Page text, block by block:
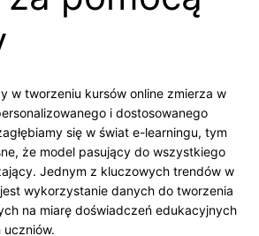
w tworzeniu kursów online zmierza w
i dostosowanego
się w świat e-learningu, tym
że model pasujący do wszystkiego
Jednym z kluczowych trendów w
wykorzystanie danych do tworzenia
na miarę doświadczeń edukacyjnych